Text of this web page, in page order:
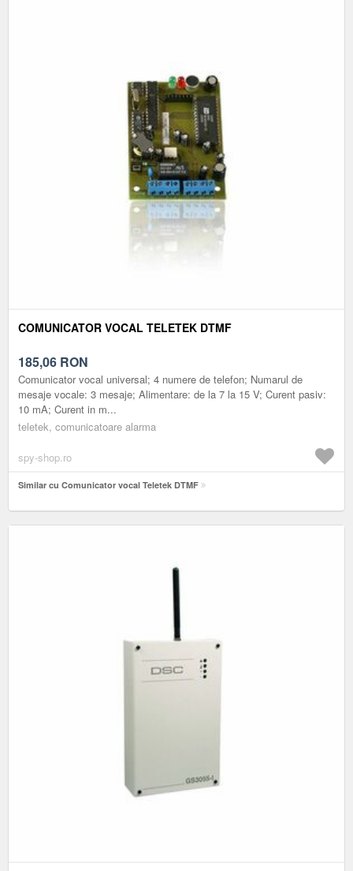
COMUNICATOR VOCAL TELETEK DTMF
185,06 RON
Comunicator vocal universal; 4 numere de telefon; Numarul de
mesaje vocale: 3 mesaje; Alimentare: de la 7 la 15 V; Curent pasiv:
10 mA; Curent in m...
teletek, comunicatoare alarma
spy-shop.ro
Similar cu Comunicator vocal Teletek DTMF